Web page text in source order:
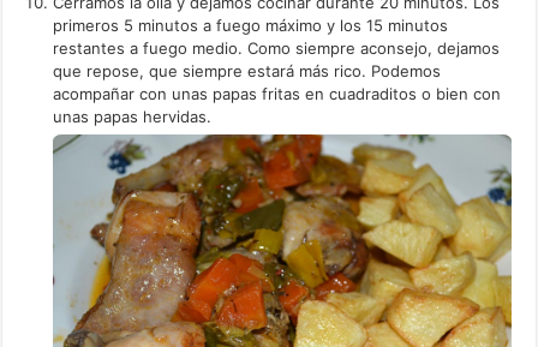
primeros 5 minutos a fuego máximo y los 15 minutos
restantes a fuego medio. Como siempre aconsejo, dejamos
que repose, que siempre estará más rico. Podemos
acompañar con unas papas fritas en cuadraditos o bien con
unas papas hervidas.